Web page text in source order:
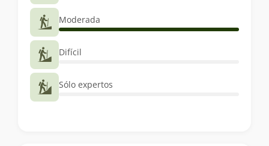
Moderada
Difícil
Sólo expertos